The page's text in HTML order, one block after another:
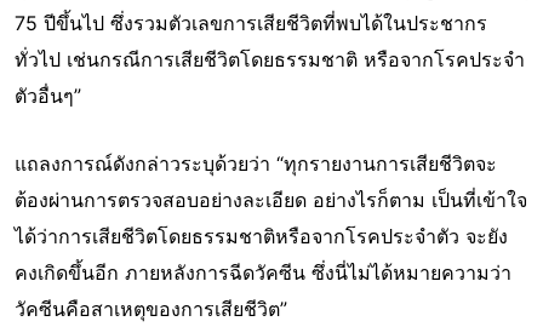
75 ปีขึ้นไป ซึ่งรวมตัวเลขการเสียชีวิตที่พบได้ในประชากร
ทั่วไป เช่นกรณีการเสียชีวิตโดยธรรมชาติ หรือจากโรคประจำ
ตัวอื่นๆ”
แถลงการณ์ดังกล่าวระบุด้วยว่า “ทุกรายงานการเสียชีวิตจะ
ต้องผ่านการตรวจสอบอย่างละเอียด อย่างไรก็ตาม เป็นที่เข้าใจ
ได้ว่าการเสียชีวิตโดยธรรมชาติหรือจากโรคประจำตัว จะยัง
คงเกิดขึ้นอีก ภายหลังการฉีดวัคซีน ซึ่งนี่ไม่ได้หมายความว่า
วัคซีนคือสาเหตุของการเสียชีวิต”